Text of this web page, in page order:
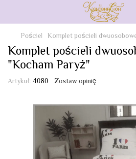
Pościel Komplet pościeli
Komplet pościeli
"Kocham Paryż"
Artykuł: 4080 Zostaw opinię